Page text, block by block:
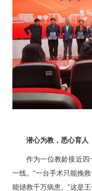
潜心为教，悉心育人
作为一位教龄接近四
一线。“一台手术只能挽
能拯救千万病患。”这是